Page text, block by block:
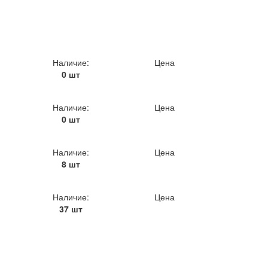
Наличие:
0 шт
Цена
Наличие:
0 шт
Цена
Наличие:
8 шт
Цена
Наличие:
37 шт
Цена